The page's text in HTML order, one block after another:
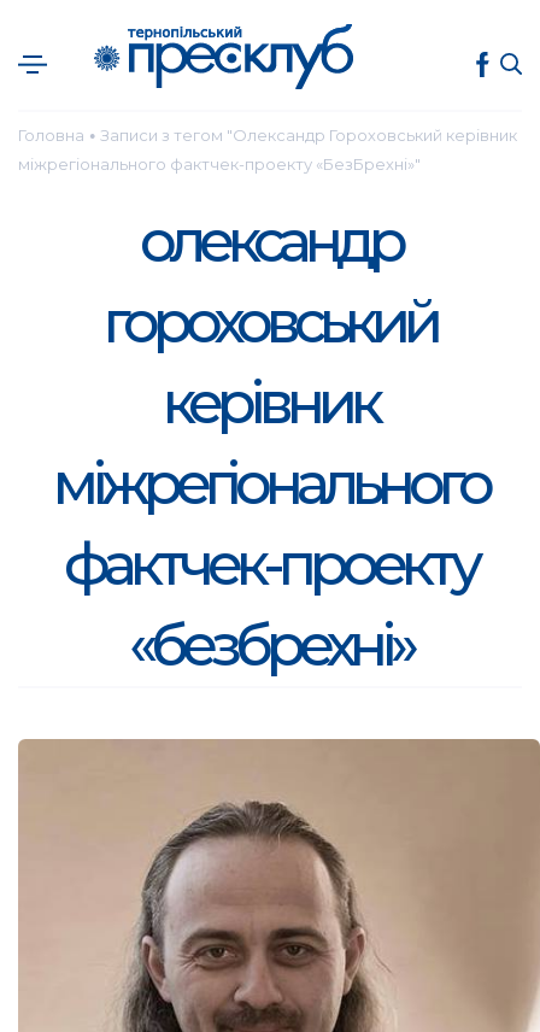
Головна ● Записи з тегом "Олександр Гороховський керівник
міжрегіонального фактчек-проекту «БезБрехні»"
олександр
гороховський
керівник
міжрегіонального
фактчек-проекту
«безбрехні»